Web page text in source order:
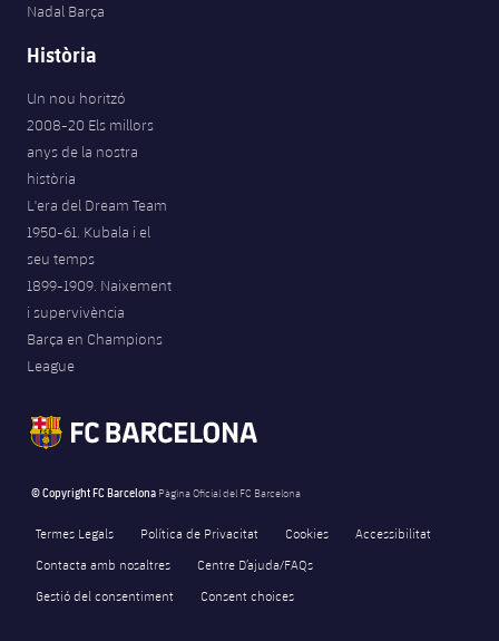
Classificació
Agenda
Rugby
plusicon
més
Actualitat
Jugadors
Calendari
Classificació
Voleibol
plusicon
més
Voleibol masculí
Voleibol femení
Apunta't a les amateurs
Carnet de l'Esportista Amateur
PLUSICON
MÉS
League of Legends
VALORANT Rising
Nadal Barça
Història
Un nou horitzó
2008-20 Els millors
anys de la nostra
història
L'era del Dream Team
1950-61. Kubala i el
seu temps
1899-1909. Naixement
i supervivència
Barça en Champions
League
© Copyright FC Barcelona Pàgina Oficial del FC Barcelona
Termes Legals Política de Privacitat Cookies
Accessibilitat
Contacta amb nosaltres
Centre D’ajuda/FAQs
Gestió del consentiment
Consent choices